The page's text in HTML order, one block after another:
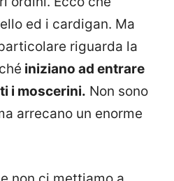
ed i cardigan. Ma
riguarda la
iniziano ad entrare
i moscerini. Non sono
arrecano un enorme